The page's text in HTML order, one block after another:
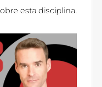
esta disciplina.